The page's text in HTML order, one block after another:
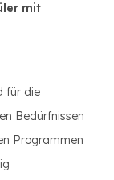
mit
für die
Bedürfnissen
Programmen